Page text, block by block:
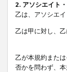
2. アソシエイト
乙は、アソシエ
乙は甲に対し、
乙が本規約また
否かを問わず、